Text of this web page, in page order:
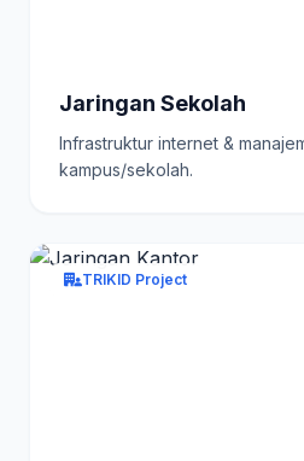
Jaringan Sekolah
Infrastruktur internet &
kampus/sekolah.
TRIKID Project